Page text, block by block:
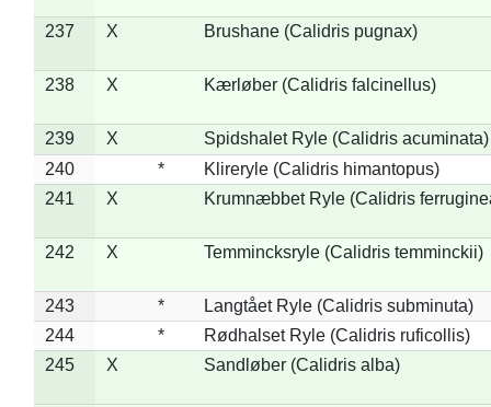
237 X Brushane (Calidris pugnax)
238 X Kærløber (Calidris falcinellus)
239 X
Spidshalet Ryle (Calidris acuminata)
240
*
Klireryle (Calidris himantopus)
241
X Krumnæbbet Ryle (Calidris
242 X Temmincksryle (Calidris temminckii)
243 *
Langtået Ryle (Calidris subminuta)
244
*
Rødhalset Ryle (Calidris ruficollis)
245
X Sandløber (Calidris alba)